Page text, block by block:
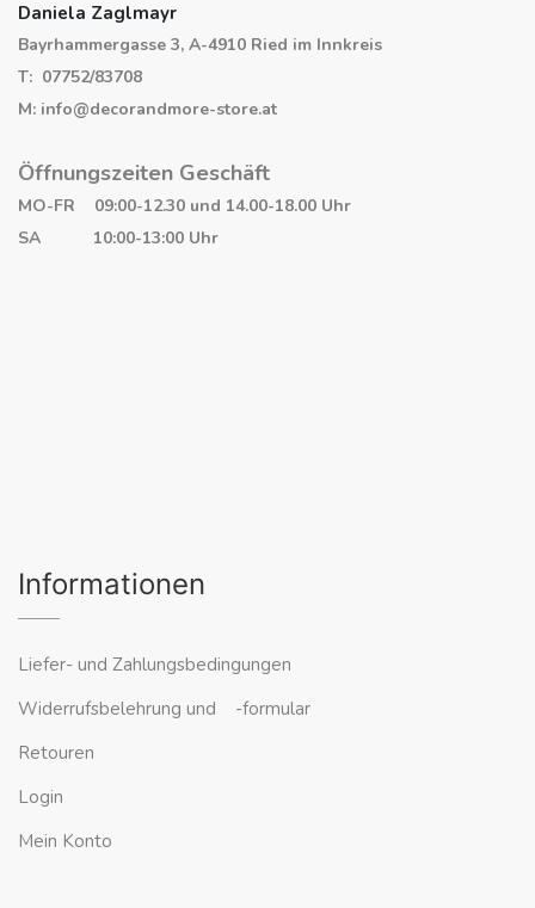
Daniela Zaglmayr
Bayrhammergasse 3, A-4910 Ried im Innkreis
T: 07752/83708
M: info@decorandmore-store.at
Öffnungszeiten Geschäft
MO-FR 09:00-12.30 und 14.00-18.00 Uhr
SA 10:00-13:00 Uhr
Informationen
Liefer- und Zahlungsbedingungen
Widerrufsbelehrung und -formular
Retouren
Login
Mein Konto